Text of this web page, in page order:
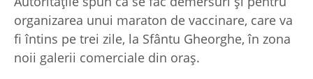
organizarea unui maraton de vaccinare, care va
fi întins pe trei zile, la Sfântu Gheorghe, în zona
noii galerii comerciale din oraș.